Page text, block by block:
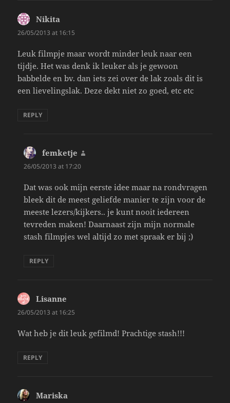
Nikita
26/05/2013 at 16:15
Leuk filmpje maar wordt minder leuk naar een
tijdje. Het was denk ik leuker als je gewoon
babbelde en bv. dan iets zei over de lak zoals dit is
een lievelingslak. Deze dekt niet zo goed, etc etc
REPLY
femketje
26/05/2013 at 17:20
Dat was ook mijn eerste idee maar na rondvragen
bleek dit de meest geliefde manier te zijn voor de
meeste lezers/kijkers.. je kunt nooit iedereen
tevreden maken! Daarnaast zijn mijn normale
stash filmpjes wel altijd zo met spraak er bij ;)
REPLY
Lisanne
26/05/2013 at 16:25
Wat heb je dit leuk gefilmd! Prachtige stash!!!
REPLY
Mariska